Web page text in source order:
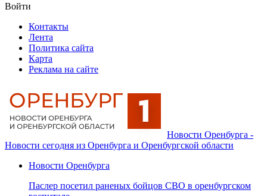
Войти
Контакты
Лента
Политика сайта
Карта
Реклама на сайте
Новости Оренбурга -
Новости сегодня из Оренбурга и Оренбургской области
Новости Оренбурга
Паслер посетил раненых бойцов СВО в оренбургском